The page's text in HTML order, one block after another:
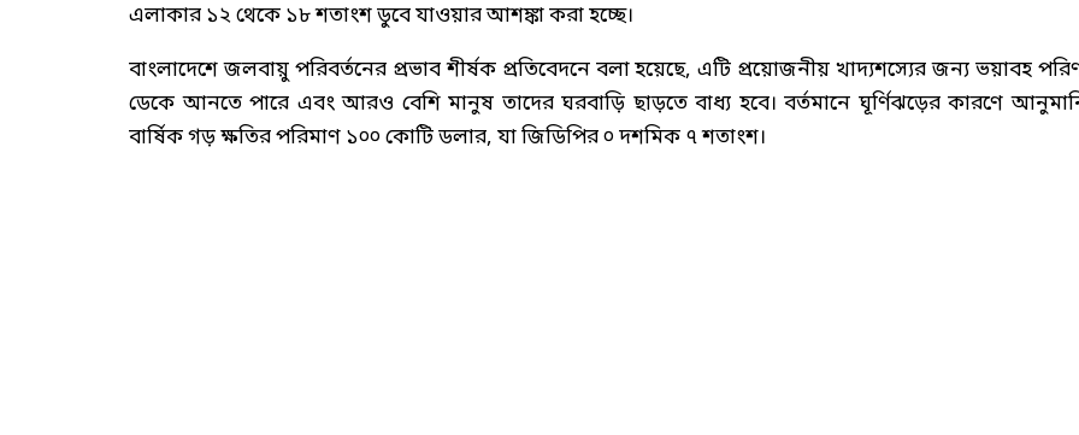
এলাকার ১২ থেকে ১৮ শতাংশ ডুবে যাওয়ার আশঙ্কা করা হচ্ছে।
বাংলাদেশে জলবায়ু পরিবর্তনের প্রভাব শীর্ষক প্রতিবেদনে বলা হয়েছে, এটি প্রয়োজনীয় খাদ্যশস্যের জন্য ভয়াবহ
ডেকে আনতে পারে এবং আরও বেশি মানুষ তাদের ঘরবাড়ি ছাড়তে বাধ্য হবে। বর্তমানে ঘূর্ণিঝড়ের কারণে
বার্ষিক গড় ক্ষতির পরিমাণ ১০০ কোটি ডলার, যা জিডিপির ০ দশমিক ৭ শতাংশ।